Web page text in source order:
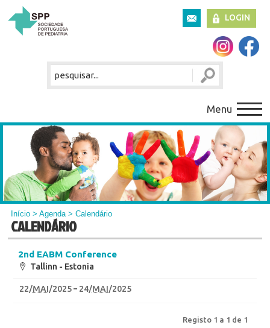
LOGIN
Menu
Início >Agenda> Calendário
CALENDÁRIO
2nd EABM Conference
Tallinn - Estonia
22/MAI/2025 24/MAI/2025
Registo 1 a 1 de 1